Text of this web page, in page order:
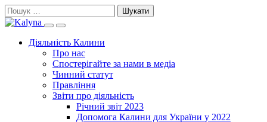
Skip
to
content
Пошук:
Search
this
site
Primary
Menu
Діяльність Калини
Про нас
Спостерігайте за нами в медіа
Чинний статут
Правління
Звіти про діяльність
Річний звіт 2023
Допомога Калини для України у 2022